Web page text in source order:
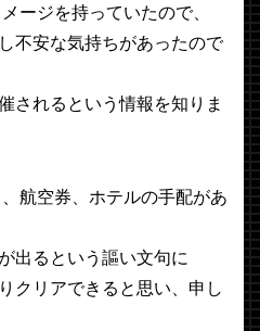
ージを持っていたので、
不安な気持ちがあったので
されるという情報を知りま
航空券、ホテルの手配があ
出るという謳い文句に
クリアできると思い、申し